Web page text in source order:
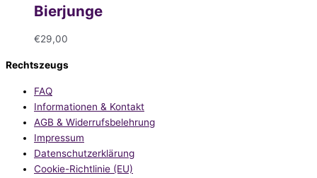
Bierjunge
€29,00
Rechtszeugs
FAQ
Informationen & Kontakt
AGB & Widerrufsbelehrung
Impressum
Datenschutzerklärung
Cookie-Richtlinie (EU)